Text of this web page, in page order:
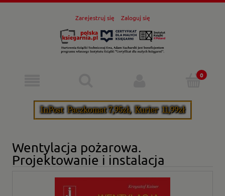
Zarejestruj się Zaloguj się
Wentylacja pożarowa.
Projektowanie i instalacja